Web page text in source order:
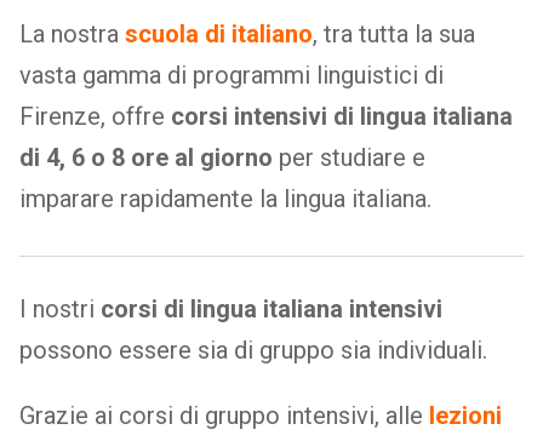
La nostra scuola di italiano, tra tutta la sua
vasta gamma di programmi linguistici di
Firenze, offre corsi intensivi di lingua italiana
di 4, 6 o 8 ore al giorno per studiare e
imparare rapidamente la lingua italiana.
I nostri corsi di lingua italiana intensivi
possono essere sia di gruppo sia individuali.
Grazie ai corsi di gruppo intensivi, alle lezioni